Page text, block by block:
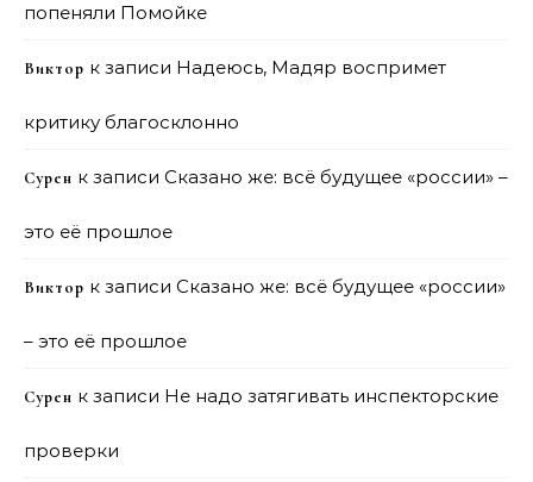
попеняли Помойке
Виктор к записи Надеюсь, Мадяр воспримет
критику благосклонно
Сурен к записи Сказано же: всё будущее «россии» –
это её прошлое
Виктор к записи Сказано же: всё будущее «россии»
– это её прошлое
Сурен к записи Не надо затягивать инспекторские
проверки